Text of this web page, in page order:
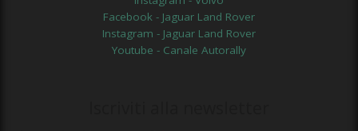
Facebook - Jaguar Land Rover
Instagram - Jaguar Land Rover
Youtube - Canale Autorally